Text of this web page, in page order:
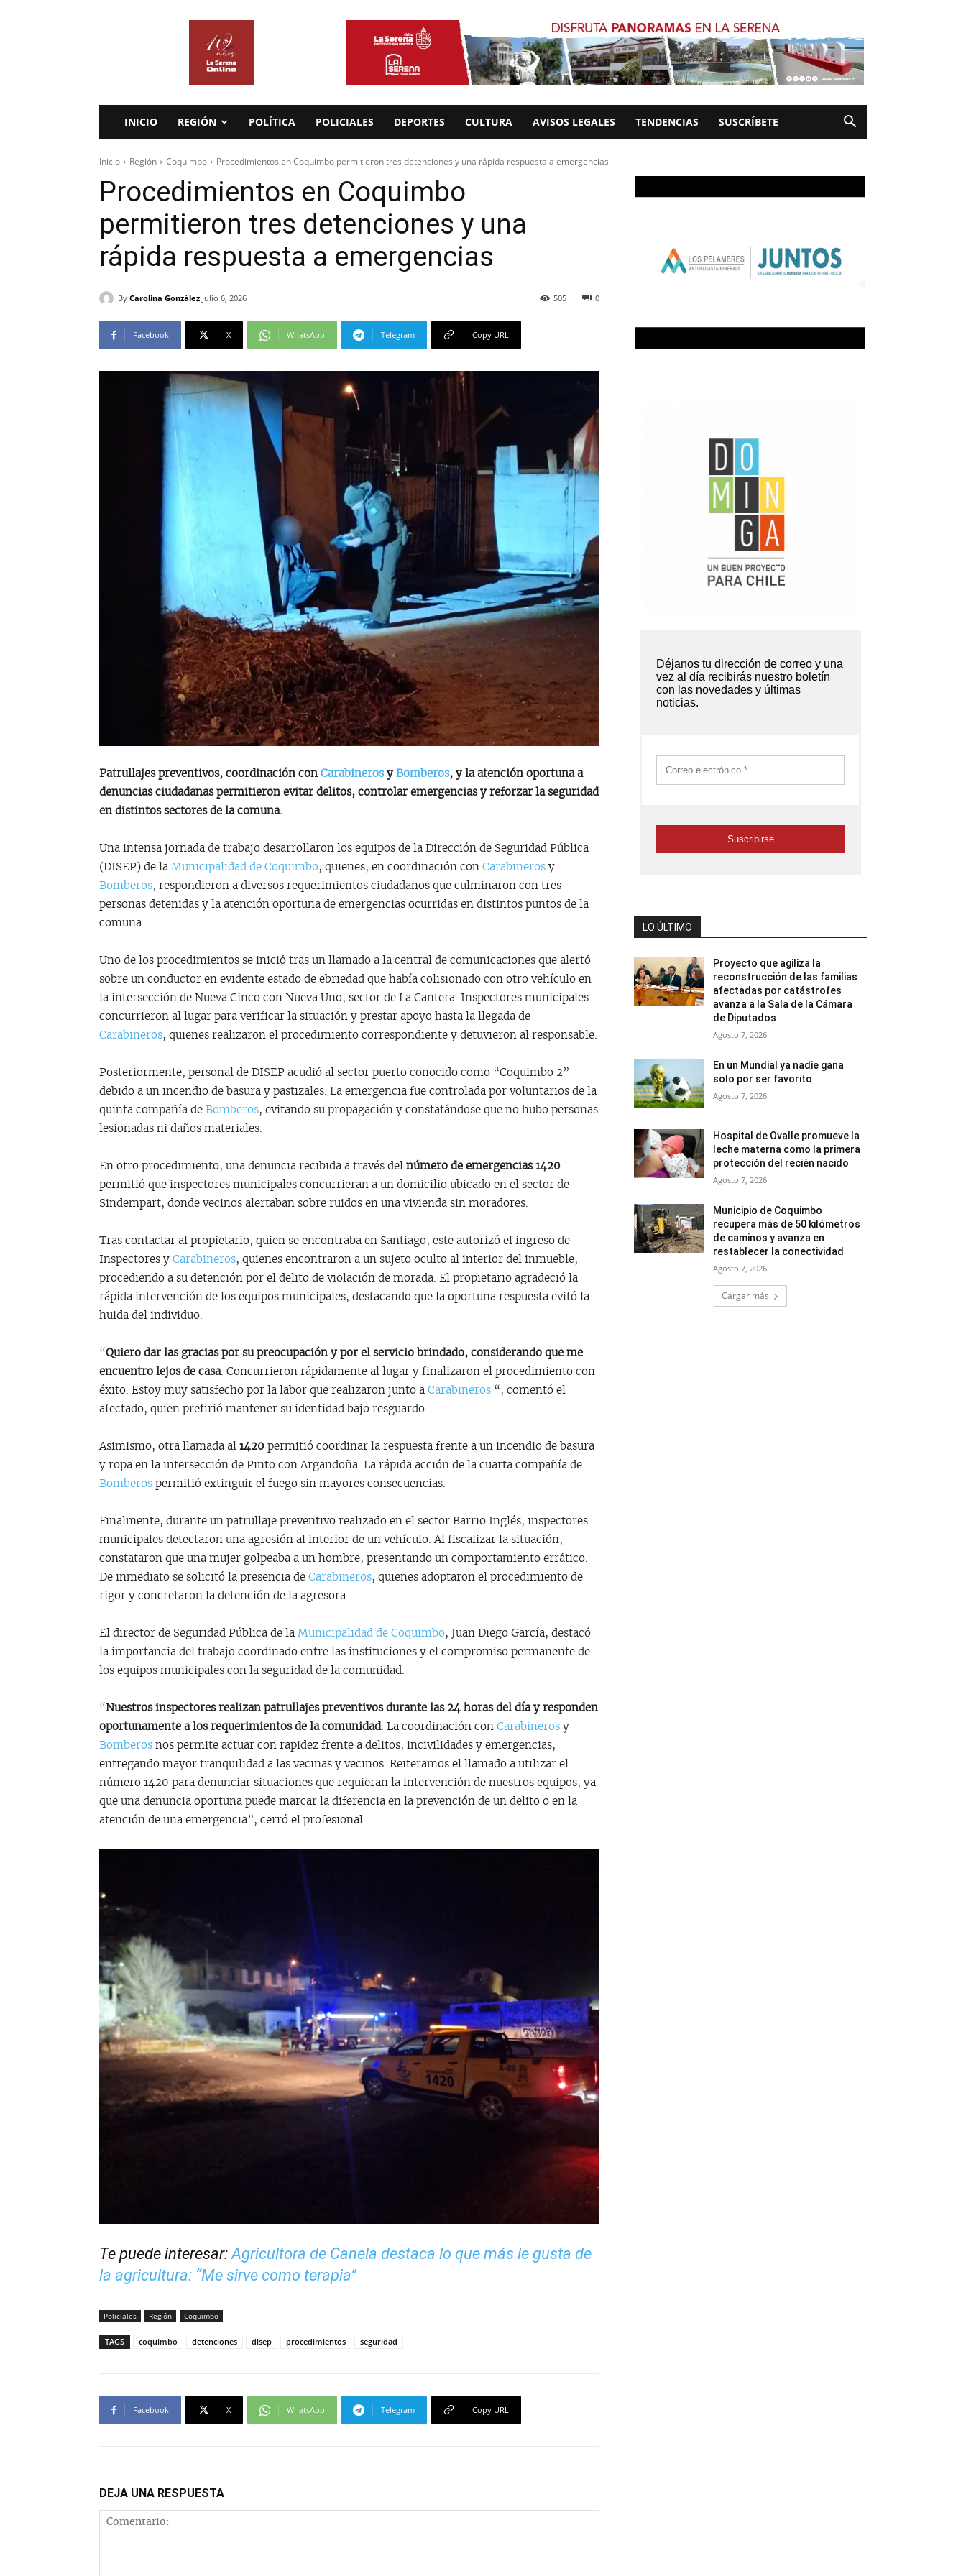
INICIO REGIÓN POLÍTICA POLICIALES DEPORTES CULTURA AVISOS LEGALES TENDENCIAS SUSCRÍBETE
Inicio Región Coquimbo Procedimientos en Coquimbo permitieron tres detenciones y una rápida respuesta a emergencias
Procedimientos en Coquimbo
permitieron tres detenciones y una
rápida respuesta a emergencias
By Carolina González Julio 6, 2026 0
505
Facebook X WhatsApp Telegram Copy URL
Patrullajes preventivos, coordinación con Carabinerosy Bomberos, y la atención oportuna a
denuncias ciudadanas permitieron evitar delitos, controlar emergencias y reforzar la seguridad
en distintos sectores de la comuna.
Una intensa jornada de trabajo desarrollaron los equipos de la Dirección de Seguridad Pública
(DISEP) de la Municipalidad de Coquimbo, quienes, en coordinación con Carabineros y
Bomberos, respondieron a diversos requerimientos ciudadanos que culminaron con tres
personas detenidas y la atención oportuna de emergencias ocurridas en distintos puntos de la
comuna.
Uno de los procedimientos se inició tras un llamado a la central de comunicaciones que alertó
sobre un conductor en evidente estado de ebriedad que había colisionado con otro vehículo en
la intersección de Nueva Cinco con Nueva Uno, sector de La Cantera. Inspectores municipales
concurrieron al lugar para verificar la situación y prestar apoyo hasta la llegada de
Carabineros, quienes realizaron el procedimiento correspondiente y detuvieron al responsable.
Posteriormente, personal de DISEP acudió al sector puerto conocido como “Coquimbo 2”
debido a un incendio de basura y pastizales. La emergencia fue controlada por voluntarios de la
quinta compañía de Bomberos, evitando su propagación y constatándose que no hubo personas
lesionadas ni daños materiales.
En otro procedimiento, una denuncia recibida a través del número de emergencias 1420
permitió que inspectores municipales concurrieran a un domicilio ubicado en el sector de
Sindempart, donde vecinos alertaban sobre ruidos en una vivienda sin moradores.
Tras contactar al propietario, quien se encontraba en Santiago, este autorizó el ingreso de
Inspectores y Carabineros, quienes encontraron a un sujeto oculto al interior del inmueble,
procediendo a su detención por el delito de violación de morada. El propietario agradeció la
rápida intervención de los equipos municipales, destacando que la oportuna respuesta evitó la
huida del individuo.
“Quiero dar las gracias por su preocupación y por el servicio brindado, considerando que me
encuentro lejos de casa. Concurrieron rápidamente al lugar y finalizaron el procedimiento con
éxito. Estoy muy satisfecho por la labor que realizaron junto a Carabineros “, comentó el
afectado, quien prefirió mantener su identidad bajo resguardo.
Asimismo, otra llamada al 1420 permitió coordinar la respuesta frente a un incendio de basura
y ropa en la intersección de Pinto con Argandoña. La rápida acción de la cuarta compañía de
Bomberos permitió extinguir el fuego sin mayores consecuencias.
Finalmente, durante un patrullaje preventivo realizado en el sector Barrio Inglés, inspectores
municipales detectaron una agresión al interior de un vehículo. Al fiscalizar la situación,
constataron que una mujer golpeaba a un hombre, presentando un comportamiento errático.
De inmediato se solicitó la presencia de Carabineros, quienes adoptaron el procedimiento de
rigor y concretaron la detención de la agresora.
El director de Seguridad Pública de la Municipalidad de Coquimbo, Juan Diego García, destacó
la importancia del trabajo coordinado entre las instituciones y el compromiso permanente de
los equipos municipales con la seguridad de la comunidad.
“Nuestros inspectores realizan patrullajes preventivos durante las 24 horas del día y responden
oportunamente a los requerimientos de la comunidad. La coordinación con Carabineros y
Bomberos nos permite actuar con rapidez frente a delitos, incivilidades y emergencias,
entregando mayor tranquilidad a las vecinas y vecinos. Reiteramos el llamado a utilizar el
número 1420 para denunciar situaciones que requieran la intervención de nuestros equipos, ya
que una denuncia oportuna puede marcar la diferencia en la prevención de un delito o en la
atención de una emergencia”, cerró el profesional.
Te puede interesar:Agricultora de Canela destaca lo que más le gusta de
la agricultura: “Me sirve como terapia”
Policiales Región Coquimbo
TAGS coquimbo detenciones disep procedimientos seguridad
Facebook X WhatsApp Telegram Copy URL
DEJA UNA RESPUESTA
LO ÚLTIMO
Proyecto que agiliza la
reconstrucción de las familias
afectadas por catástrofes
avanza a la Sala de la Cámara
de Diputados
Agosto 7, 2026
En un Mundial ya nadie gana
solo por ser favorito
Agosto 7, 2026
Hospital de Ovalle promueve la
leche materna como la primera
protección del recién nacido
Agosto 7, 2026
Municipio de Coquimbo
recupera más de 50 kilómetros
de caminos y avanza en
restablecer la conectividad
Agosto 7, 2026
Cargar más